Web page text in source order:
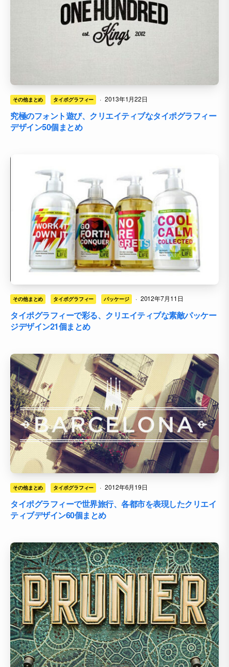
その他まとめ タイポグラフィー · 2013年1月22日
究極のフォント遊び、クリエイティブなタイポグラフィー
デザイン50個まとめ
その他まとめ タイポグラフィー パッケージ · 2012年7月11日
タイポグラフィーで彩る、クリエイティブな素敵パッケー
ジデザイン21個まとめ
その他まとめ タイポグラフィー · 2012年6月19日
タイポグラフィーで世界旅行、各都市を表現したクリエイ
ティブデザイン60個まとめ